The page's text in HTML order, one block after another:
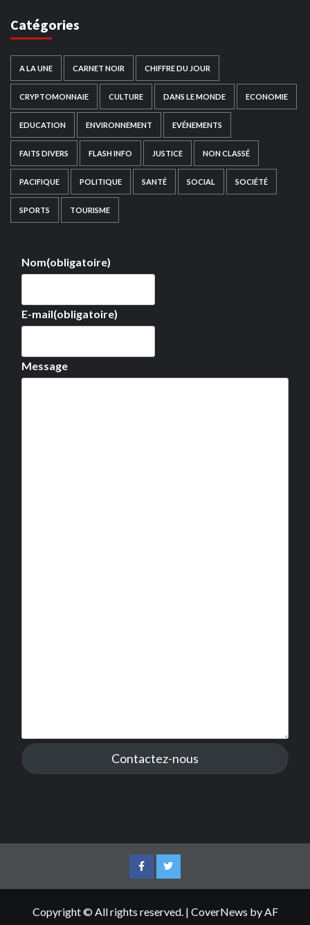
Catégories
A LA UNE CARNET NOIR CHIFFRE DU JOUR
CRYPTOMONNAIE CULTURE DANS LE MONDE ECONOMIE
EDUCATION ENVIRONNEMENT EVÉNEMENTS
FAITS DIVERS FLASH INFO JUSTICE NON CLASSÉ
PACIFIQUE POLITIQUE SANTÉ SOCIAL SOCIÉTÉ
SPORTS TOURISME
Nom(obligatoire)
E-mail(obligatoire)
Message
Contactez-nous
FacebookTwitter
Copyright © All rights reserved. | CoverNews by AF